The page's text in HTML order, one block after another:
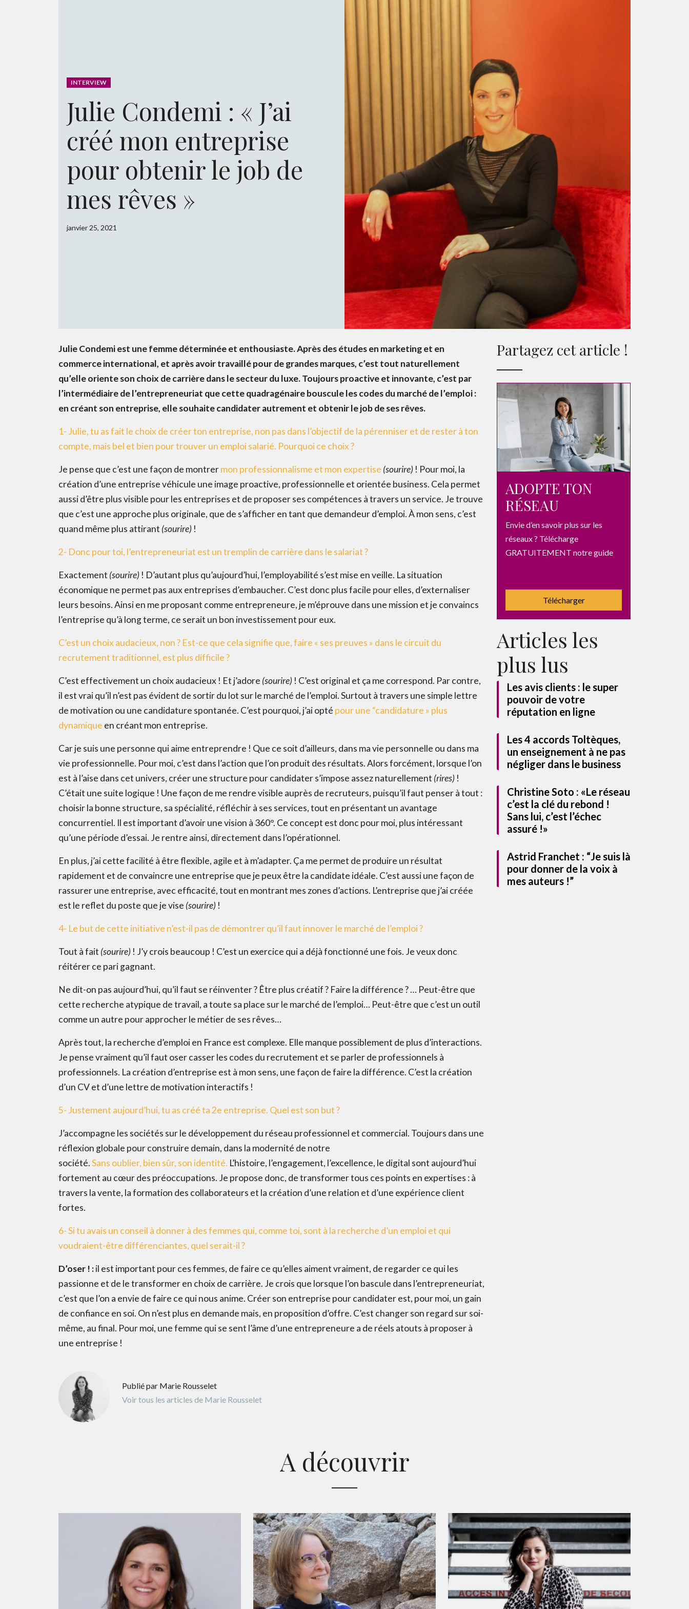
ADOPTE TON RÉSEAU
Envie d’en savoir plus sur les réseaux ? Télécharge GRATUITEMENT notre guide
Prénom
Email*
Ce site est protégé par reCAPTCHA et Google, Politique de confidentialité
INTERVIEW
Julie Condemi : « J’ai
créé mon entreprise
pour obtenir le job de
mes rêves »
janvier 25, 2021
Julie Condemi est une femme déterminée et enthousiaste. Après des études en marketing et en
commerce international, et après avoir travaillé pour de grandes marques, c’est tout naturellement
qu’elle oriente son choix de carrière dans le secteur du luxe. Toujours proactive et innovante, c’est par
l’intermédiaire de l’entrepreneuriat que cette quadragénaire bouscule les codes du marché de l’emploi :
en créant son entreprise, elle souhaite candidater autrement et obtenir le job de ses rêves.
1- Julie, tu as fait le choix de créer ton entreprise, non pas dans l’objectif de la pérenniser et de rester à ton
compte, mais bel et bien pour trouver un emploi salarié. Pourquoi ce choix ?
Je pense que c’est une façon de montrermon professionnalisme et mon expertise (sourire) ! Pour moi, la
création d’une entreprise véhicule une image proactive, professionnelle et orientée business. Cela permet
aussi d’être plus visible pour les entreprises et de proposer ses compétences à travers un service. Je trouve
que c’est une approche plus originale, que de s’afficher en tant que demandeur d’emploi. À mon sens, c’est
quand même plus attirant (sourire) !
2- Donc pour toi, l’entrepreneuriat est un tremplin de carrière dans le salariat ?
Exactement (sourire) ! D’autant plus qu’aujourd’hui, l’employabilité s’est mise en veille. La situation
économique ne permet pas aux entreprises d’embaucher. C’est donc plus facile pour elles, d’externaliser
leurs besoins. Ainsi en me proposant comme entrepreneure, je m’éprouve dans une mission et je convaincs
l’entreprise qu’à long terme, ce serait un bon investissement pour eux.
C’est un choix audacieux, non ? Est-ce que cela signifie que, faire « ses preuves » dans le circuit du
recrutement traditionnel, est plus difficile ?
C’est effectivement un choix audacieux ! Et j’adore (sourire) ! C’est original et ça me correspond. Par contre,
il est vrai qu’il n’est pas évident de sortir du lot sur le marché de l’emploi. Surtout à travers une simple lettre
de motivation ou une candidature spontanée. C’est pourquoi, j’ai opté pour une “candidature » plus
dynamique en créant mon entreprise.
Car je suis une personne qui aime entreprendre ! Que ce soit d’ailleurs, dans ma vie personnelle ou dans ma
vie professionnelle. Pour moi, c’est dans l’action que l’on produit des résultats. Alors forcément, lorsque l’on
est à l’aise dans cet univers, créer une structure pour candidater s’impose assez naturellement (rires) !
C’était une suite logique ! Une façon de me rendre visible auprès de recruteurs, puisqu’il faut penser à tout :
choisir la bonne structure, sa spécialité, réfléchir à ses services, tout en présentant un avantage
concurrentiel. Il est important d’avoir une vision à 360°. Ce concept est donc pour moi, plus intéressant
qu’une période d’essai. Je rentre ainsi, directement dans l’opérationnel.
En plus, j’ai cette facilité à être flexible, agile et à m’adapter. Ça me permet de produire un résultat
rapidement et de convaincre une entreprise que je peux être la candidate idéale. C’est aussi une façon de
rassurer une entreprise, avec efficacité, tout en montrant mes zones d’actions. L’entreprise que j’ai créée
est le reflet du poste que je vise (sourire) !
4- Le but de cette initiative n’est-il pas de démontrer qu’il faut innover le marché de l’emploi ?
Tout à fait (sourire) ! J’y crois beaucoup ! C’est un exercice qui a déjà fonctionné une fois. Je veux donc
réitérer ce pari gagnant.
Ne dit-on pas aujourd’hui, qu’il faut se réinventer ? Être plus créatif ? Faire la différence ? … Peut-être que
cette recherche atypique de travail, a toute sa place sur le marché de l’emploi… Peut-être que c’est un outil
comme un autre pour approcher le métier de ses rêves…
Après tout, la recherche d’emploi en France est complexe. Elle manque possiblement de plus d’interactions.
Je pense vraiment qu’il faut oser casser les codes du recrutement et se parler de professionnels à
professionnels. La création d’entreprise est à mon sens, une façon de faire la différence. C’est la création
d’un CV et d’une lettre de motivation interactifs !
5- Justement aujourd’hui, tu as créé ta 2e entreprise. Quel est son but ?
J’accompagne les sociétés sur le développement du réseau professionnel et commercial. Toujours dans une
réflexion globale pour construire demain, dans la modernité de notre
société.Sans oublier, bien sûr, son identité. L’histoire, l’engagement, l’excellence, le digital sont aujourd’hui
fortement au cœur des préoccupations. Je propose donc, de transformer tous ces points en expertises : à
travers la vente, la formation des collaborateurs et la création d’une relation et d’une expérience client
fortes.
6- Si tu avais un conseil à donner à des femmes qui, comme toi, sont à la recherche d’un emploi et qui
voudraient-être différenciantes, quel serait-il ?
D’oser ! :il est important pour ces femmes, de faire ce qu’elles aiment vraiment, de regarder ce qui les
passionne et de le transformer en choix de carrière. Je crois que lorsque l’on bascule dans l’entrepreneuriat,
c’est que l’on a envie de faire ce qui nous anime. Créer son entreprise pour candidater est, pour moi, un gain
de confiance en soi. On n’est plus en demande mais, en proposition d’offre. C’est changer son regard sur soi-
même, au final. Pour moi, une femme qui se sent l’âme d’une entrepreneure a de réels atouts à proposer à
une entreprise !
Partagez cet article !
ADOPTE TON
RÉSEAU
Envie d’en savoir plus sur les
réseaux ? Télécharge
GRATUITEMENT notre guide
Télécharger
Articles les
plus lus
Les avis clients : le super
pouvoir de votre
réputation en ligne
Les 4 accords Toltèques,
un enseignement à ne pas
négliger dans le business
Christine Soto : «Le réseau
c’est la clé du rebond !
Sans lui, c’est l’échec
assuré !»
Astrid Franchet : “Je suis là
pour donner de la voix à
mes auteurs !”
Publié par Marie Rousselet
Voir tous les articles de Marie Rousselet
A découvrir